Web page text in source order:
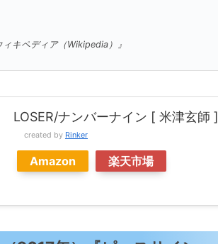
キペディア（Wikipedia）』
LOSER/ナンバーナイン [ 米津玄師 ]
created by Rinker
Amazon 楽天市場